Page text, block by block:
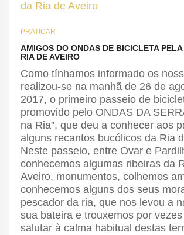
PRATICAR
AMIGOS DO ONDAS DE BICICLETA
RIA DE AVEIRO
Como tínhamos informado os
realizou-se na manhã de 26 de
2017, o primeiro passeio de
promovido pelo ONDAS DA
na Ria", que deu a conhecer aos
alguns recantos bucólicos da Ria
Neste passeio, entre Ovar e
conhecemos algumas ribeiras da
Aveiro, monumentos, colhemos
conhecemos alguns dos seus
pescador da ria, que nos levou a
sua bateira e trouxemos por
salutar à calma habitual destas